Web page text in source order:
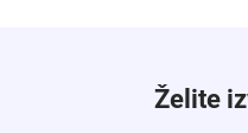
Želite